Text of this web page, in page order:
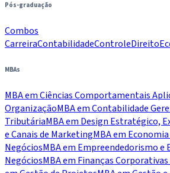
Pós-graduação
Combos
CarreiraContabilidadeControleDireito
MBAs
MBA em Ciências Comportamentais
OrganizaçãoMBA em Contabilidade
TributáriaMBA em Design Estratégico,
e Canais de MarketingMBA em
NegóciosMBA em Empreendedorismo e
NegóciosMBA em Finanças